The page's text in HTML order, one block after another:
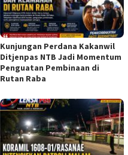
Kunjungan Perdana Kakanwil
Ditjenpas NTB Jadi Momentum
Penguatan Pembinaan di
Rutan Raba